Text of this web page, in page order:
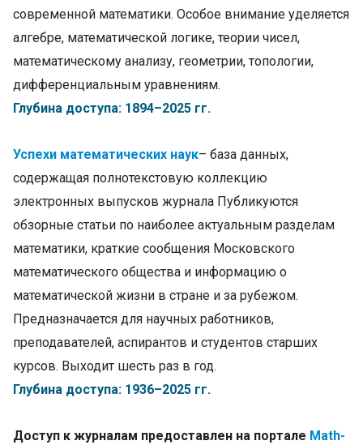
современной математики. Особое внимание уделяется
алгебре, математической логике, теории чисел,
математическому анализу, геометрии, топологии,
дифференциальным уравнениям.
Глубина доступа: 1894–2025 гг.
Успехи математических наук– база данных,
содержащая полнотекстовую коллекцию
электронных выпусков журнала Публикуются
обзорные статьи по наиболее актуальным разделам
математики, краткие сообщения Московского
математического общества и информацию о
математической жизни в стране и за рубежом.
Предназначается для научных работников,
преподавателей, аспирантов и студентов старших
курсов. Выходит шесть раз в год.
Глубина доступа: 1936–2025 гг.
Доступ к журналам предоставлен на портале Math-